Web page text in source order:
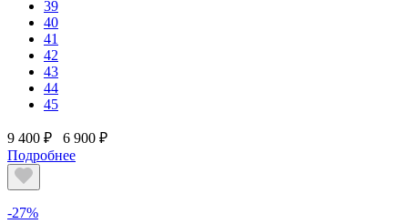
39
40
41
42
43
44
45
9 400 ₽
6 900 ₽
Подробнее
-27%